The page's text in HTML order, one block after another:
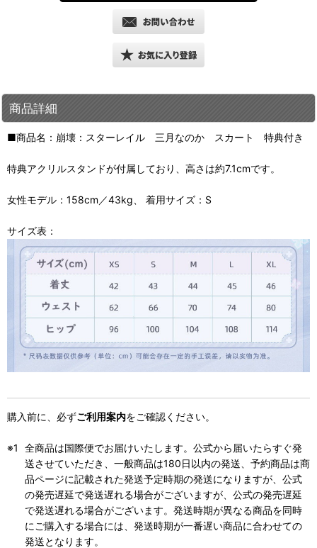
商品詳細
■商品名：崩壊：スターレイル 三月なのか スカート 特典付き
特典アクリルスタンドが付属しており、高さは約7.1cmです。
女性モデル：158cm／43kg、 着用サイズ：S
サイズ表：
購入前に、必ずご利用案内をご確認ください。
全商品は国際便でお届けいたします。公式から届いたらすぐ発
送させていただき、一般商品は180日以内の発送、予約商品は商
品ページに記載された発送予定時期の発送になりますが、公式
の発売遅延で発送遅れる場合がございますが、公式の発売遅延
で発送遅れる場合がございます。発送時期が異なる商品を同時
にご購入する場合には、発送時期が一番遅い商品に合わせての
発送となります。